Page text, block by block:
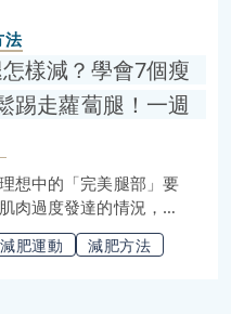
法
樣減？學會7個瘦
踢走蘿蔔腿！一週
想中的「完美腿部」要
肉過度發達的情況，經
腿部不僅看起來略顯粗
成一定的影響！想知怎
減肥運動 減肥方法